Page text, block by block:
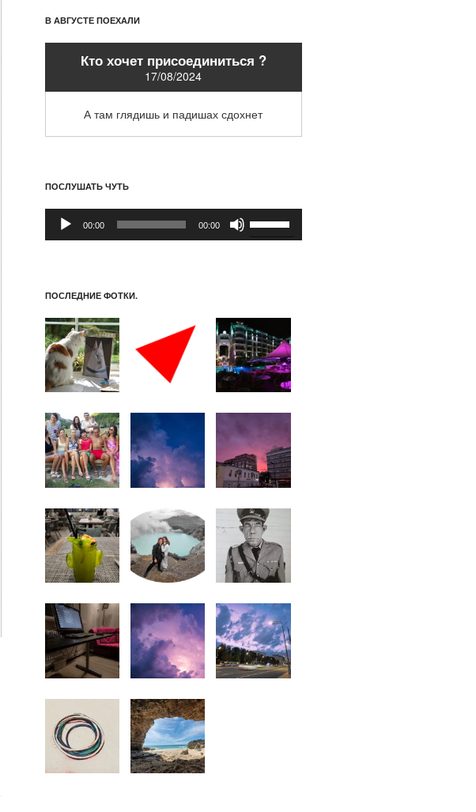
В АВГУСТЕ ПОЕХАЛИ
Кто хочет присоединиться ?
17/08/2024
А там глядишь и падишах сдохнет
ПОСЛУШАТЬ ЧУТЬ
Аудиоплеер
00:00 00:00
или
уменьшить
громкость.
ПОСЛЕДНИЕ ФОТКИ.